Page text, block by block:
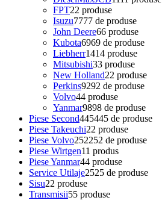
FPT22 produse
Isuzu7777 de produse
John Deere66 produse
Kubota6969 de produse
Liebherr1414 produse
Mitsubishi33 produse
New Holland22 produse
Perkins9292 de produse
Volvo44 produse
Yanmar9898 de produse
Piese Second445445 de produse
Piese Takeuchi22 produse
Piese Volvo252252 de produse
Piese Wirtgen11 produs
Piese Yanmar44 produse
Service Utilaje2525 de produse
Sisu22 produse
Transmisii55 produse